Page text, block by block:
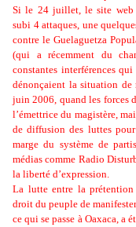
Si le 24 juillet, le site web
subi 4 attaques, une
contre le Guelaguetza
(qui a récemment du
constantes interférences
dénonçaient la situation de
juin 2006, quand les forces
l’émettrice du magistère,
de diffusion des luttes
marge du système de
médias comme Radio
la liberté d’expression.
La lutte entre la
droit du peuple de
ce qui se passe à Oaxaca, a